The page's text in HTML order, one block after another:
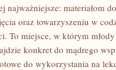
najważniejsze: materiałom
oraz towarzyszeniu w
To miejsce, w którym
konkret do mądrego
do wykorzystania na